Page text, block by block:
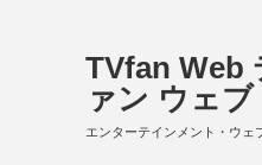
TVfan Web
ァン ウェブ
エンターテインメント・ウェ